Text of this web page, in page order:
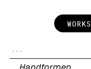
WORKS